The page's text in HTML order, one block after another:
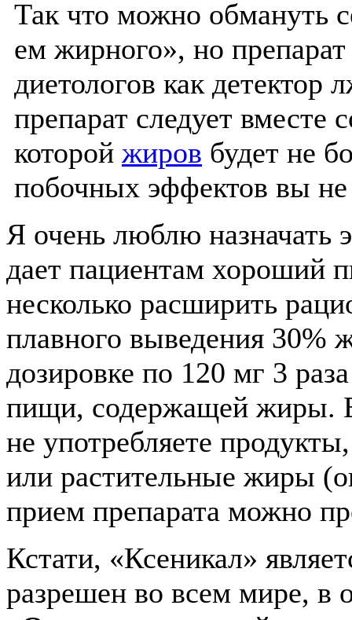
Так что можно обмануть
ем жирного», но
диетологов как детектор
препарат следует вместе
которой жиров будет не
побочных эффектов вы не
Я очень люблю назначать
дает пациентам хороший
несколько расширить
плавного выведения 30%
дозировке по 120 мг 3
пищи, содержащей жиры.
не употребляете
или растительные жиры
прием препарата можно
Кстати, «Ксеникал»
разрешен во всем мире, в